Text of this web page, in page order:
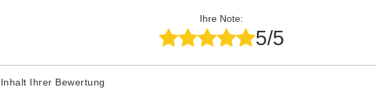
Ihre Note:
5/5
Inhalt Ihrer Bewertung